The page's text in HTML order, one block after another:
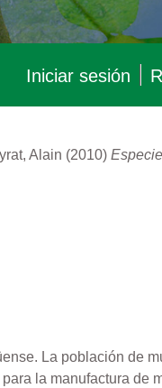
Iniciar sesión
Alain (2010)
La población de
la manufactura